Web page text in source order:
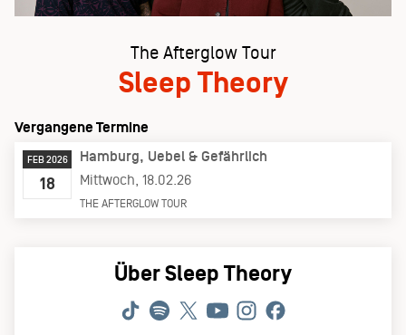
The Afterglow Tour
Sleep Theory
Vergangene Termine
FEB 2026
18
Hamburg
Uebel & Gefährlich
Mittwoch, 18.02.26
THE AFTERGLOW TOUR
Über Sleep Theory